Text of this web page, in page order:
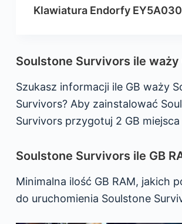
Klawiatura Endorfy EY5A030
Soulstone Survivors ile waży
Szukasz informacji ile GB waży
Survivors? Aby zainstalować
Survivors przygotuj 2 GB
Soulstone Survivors ile GB
Minimalna ilość GB RAM, jakich
do uruchomienia Soulstone